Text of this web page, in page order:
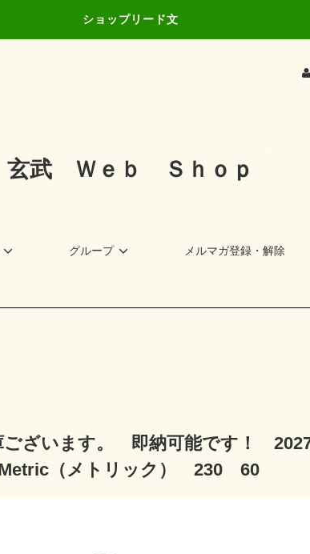
ショップリード文
玄武 Ｗｅｂ Ｓｈｏｐ
グループ メルマガ登録・解除
ございます。 即納可能です！
（メトリック） 230 60